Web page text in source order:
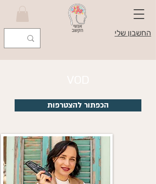
החשבון שלי
הכפתור להצטרפות